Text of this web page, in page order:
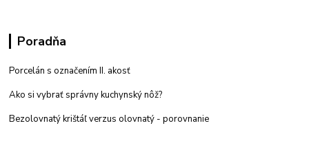
Poradňa
Porcelán s označením II. akosť
Ako si vybrať správny kuchynský nôž?
Bezolovnatý krištáľ verzus olovnatý - porovnanie